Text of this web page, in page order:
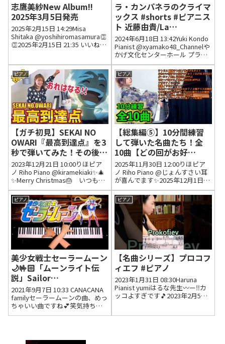
志鷹美紗New Album!!
2025年3月5日発売
2025年2月15日 14:29Misa
Shitaka @yoshihiromasamura👏
👏2025年2月15日 21:35 いいね2
2025年2月27日 07:41 いい...
ラ・カンパネラのクライマ
ックス #shorts #ピアニス
ト 近藤由貴/La
Campanella (Liszt)
2024年6月18日 13:42Yuki Kondo
Pianist @xyamako48_Channelや
かげ文化センターホール プライ
マリーピアニストにご就任おめ
でとうございます㊗️ホールに響
き渡るフルコンピアノの迫力が
凄いです！！20...
ピアノ
【ガチ初見】SEKAI NO
OWARI『最高到達点』を3
秒で弾いてみた！その後
10分練習してみた🔥
【ONE PIECE】
2023年12月21日 10:00りほピア
ノ Riho Piano @kiramekiaki✨🎄
✨Merry Christmas🎂 いつも楽
しく見ています🤗ﾐｯｷｰ応援団🎸
と一緒にRihoさんのchこれから
も活動もいっぱい応援していま
す🐭📣...
ピアノ
【総集編⑤】10分間練習
して弾いた名曲たち！全
10曲【どの回がお好
き？】
2025年11月30日 12:00りほピア
ノ Riho Piano @じょんすさい耳
が喜んでます✨2025年12月1日
01:03 いいね2件 返信0件 @おか
か1263最近はなかなか東方の曲
を弾いてみた！みたいな動画が
ないから東方の曲が好...
ピアノ
美少女戦士セーラームーン
🌙🤟🏻「ムーンライト伝
説」Sailor
Moon"Moonlight
Legend" - 耳コピピアノ
カバーで弾いてみた -
Piano Cover -
2021年9月7日 10:33 CANACANA
familyセーラームーンの曲、めっ
ちゃいい曲ですね💕笑気持ち込
めて弾きました❤️これ弾いたあ
なきゃ、月に変わってお仕置き
ピアノ
【名曲シリーズ】プロコフ
ィエフ #ピアノ
2023年1月31日 08:30Haruna
Pianist yumiはるな先生〰️ー‼️カ
ッコよすぎです🎵2023年2月5日